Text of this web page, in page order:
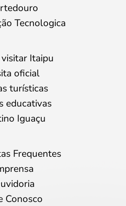
Tecnologica
Itaipu
oficial
turísticas
educativas
Iguaçu
Frequentes
Conosco